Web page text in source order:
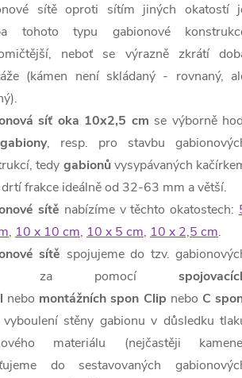
sítě oproti sítím jiných okatostí
tohoto typu gabionové
neboť se výrazně zkrátí
(kámen není skládaný - rovnaný,
síť oka 10x2,5 cm se výborně
gabiony, resp. pro stavbu
tedy gabionůvysypávaných
frakce ideálně od 32-63 mm a větší.
sítě nabízíme v těchto okatostech:
, 10 x 10 cm, 10 x 5 cm, 10 x 2,5 cm.
sítě spojujeme do tzv.
za pomocí
nebo montážních spon Clip nebo C
stěny gabionu v důsledku
materiálu (nejčastěji
do sestavovaných